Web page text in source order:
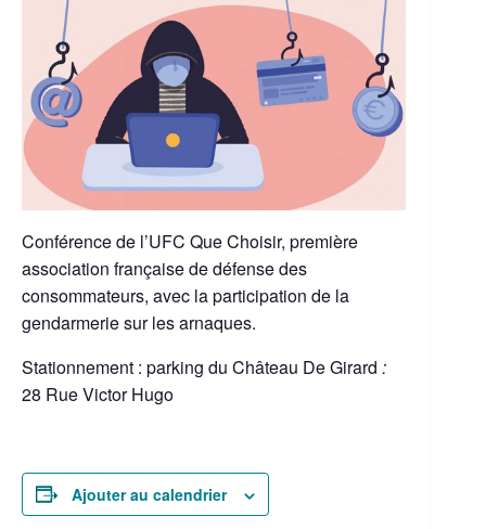
Conférence de l’UFC Que Choisir, première
association française de défense des
consommateurs, avec la participation de la
gendarmerie sur les arnaques.
Stationnement : parking du Château De Girard :
28 Rue Victor Hugo
Ajouter au calendrier